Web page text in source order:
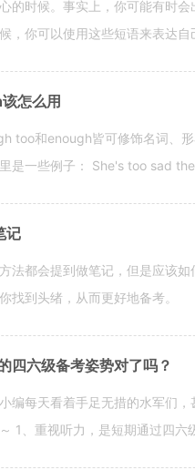
的时候。事实上，你可能有时
，你可以使用这些短语来表达
怎么用
too和enough皆可修饰名词、
是一些例子： She's too sad
记
法都会提到做笔记，但是应该
找到头绪，从而更好地备考。
四六级备考姿势对了吗？
编每天看着手足无措的水军们
1、重视听力，是短期通过四